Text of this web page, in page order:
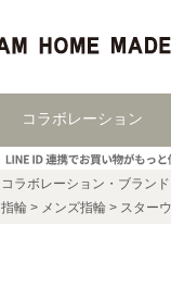
コラボレーション
コラボレーション・ブラン
指輪 メンズ指輪 スターウォーズ "STAR